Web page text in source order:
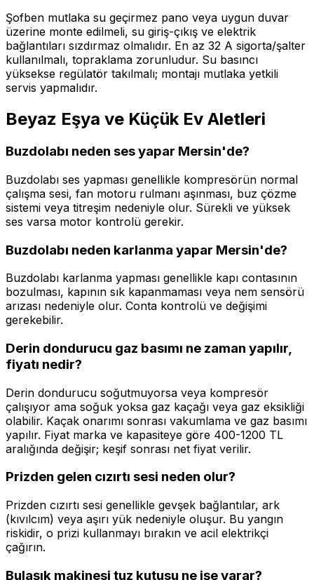
Şofben mutlaka su geçirmez pano veya uygun duvar
üzerine monte edilmeli, su giriş-çıkış ve elektrik
bağlantıları sızdırmaz olmalıdır. En az 32 A sigorta/şalter
kullanılmalı, topraklama zorunludur. Su basıncı
yüksekse regülatör takılmalı; montajı mutlaka yetkili
servis yapmalıdır.
Beyaz Eşya ve Küçük Ev Aletleri
Buzdolabı neden ses yapar Mersin'de?
Buzdolabı ses yapması genellikle kompresörün normal
çalışma sesi, fan motoru rulmanı aşınması, buz çözme
sistemi veya titreşim nedeniyle olur. Sürekli ve yüksek
ses varsa motor kontrolü gerekir.
Buzdolabı neden karlanma yapar Mersin'de?
Buzdolabı karlanma yapması genellikle kapı contasının
bozulması, kapının sık kapanmaması veya nem sensörü
arızası nedeniyle olur. Conta kontrolü ve değişimi
gerekebilir.
Derin dondurucu gaz basımı ne zaman yapılır,
fiyatı nedir?
Derin dondurucu soğutmuyorsa veya kompresör
çalışıyor ama soğuk yoksa gaz kaçağı veya gaz eksikliği
olabilir. Kaçak onarımı sonrası vakumlama ve gaz basımı
yapılır. Fiyat marka ve kapasiteye göre 400-1200 TL
aralığında değişir; keşif sonrası net fiyat verilir.
Prizden gelen cızırtı sesi neden olur?
Prizden cızırtı sesi genellikle gevşek bağlantılar, ark
(kıvılcım) veya aşırı yük nedeniyle oluşur. Bu yangın
riskidir, o prizi kullanmayı bırakın ve acil elektrikçi
çağırın.
Bulaşık makinesi tuz kutusu ne işe yarar?